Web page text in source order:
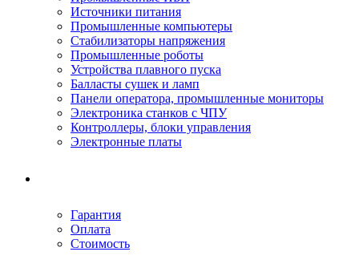
Источники питания
Промышленные компьютеры
Стабилизаторы напряжения
Промышленные роботы
Устройства плавного пуска
Балласты сушек и ламп
Панели оператора, промышленные мониторы
Электроника станков с ЧПУ
Контроллеры, блоки управления
Электронные платы
Гарантия
Оплата
Стоимость